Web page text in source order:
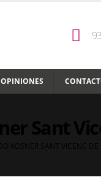
OPINIONES